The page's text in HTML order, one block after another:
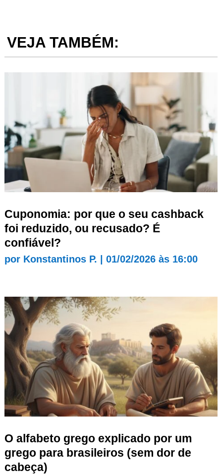
VEJA TAMBÉM:
Cuponomia: por que o seu cashback
foi reduzido, ou recusado? É
confiável?
por Konstantinos P. 01/02/2026 às 16:00
O alfabeto grego explicado por um
grego para brasileiros (sem dor de
cabeça)